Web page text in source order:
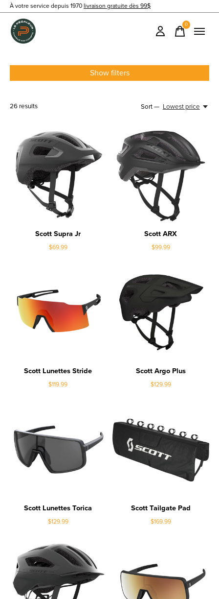
À votre service depuis 1970 livraison gratuite dès 99$
0items
Show filters
26 results Sort — Lowest price
Scott Supra Jr
$69.99
Scott ARX
$99.99
Scott Lunettes Stride
$119.99
Scott Argo Plus
$129.99
Scott Lunettes Torica
$129.99
Scott Tailgate Pad
$169.99